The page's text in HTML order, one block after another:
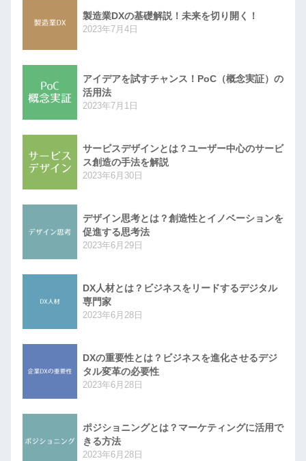
製造業DXの基礎解説！未来を切り開く！
2023年7月4日
アイデアを試すチャンス！PoC（概念実証）の
活用法
2023年7月1日
サービスデザインとは？ユーザー中心のサービ
ス創造の手法を解説
2023年6月30日
デザイン思考とは？創造性とイノベーションを
促進する思考法
2023年6月29日
DX人材とは？ビジネスをリードするデジタル
専門家
2023年6月28日
DXの重要性とは？ビジネスを進化させるデジ
タル変革の必要性
2023年6月28日
ポジショニングとは？マーケティングに活用で
きる方法
2023年6月28日